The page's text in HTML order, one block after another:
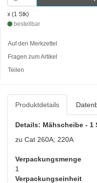
x (1 Stk)
bestellbar
Auf den Merkzettel
Fragen zum Artikel
Teilen
Produktdetails
Details: Mähscheibe - 1
zu Cat 260A; 220A
Verpackungsmenge
1
Verpackungseinheit